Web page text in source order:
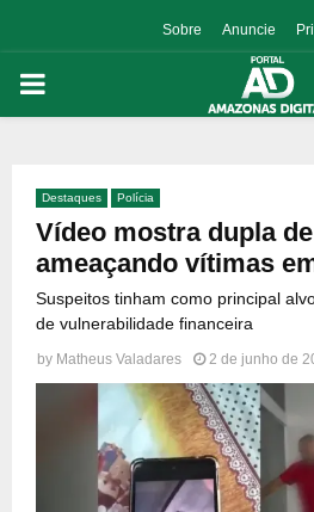
Sobre Anuncie
PRIMARY
Destaques Polícia
Vídeo mostra dupla
ameaçando vítimas
Suspeitos tinham como principal
de vulnerabilidade financeira
by Matheus Valadares 2 de junho de